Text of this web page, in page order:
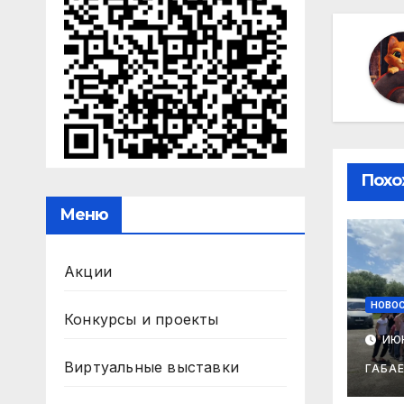
Меню
Акции
Конкурсы и проекты
Виртуальные выставки